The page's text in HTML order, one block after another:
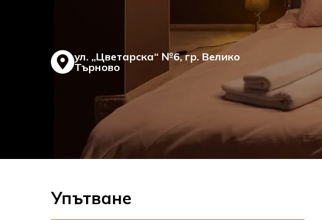
ул. „Цветарска“ №6, гр. Велико
Търново
Упътване